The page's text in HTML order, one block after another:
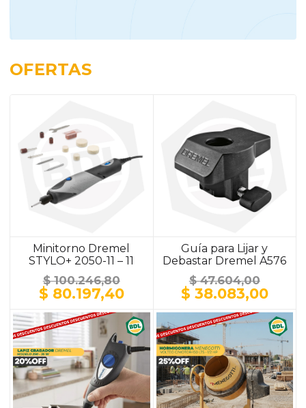
OFERTAS
Minitorno Dremel
STYLO+ 2050-11 – 11
Accesorios
$100.246,80
El
original
era:
$ 100.246,80.
$ 80.197,40El
actual
es:
$ 80.197,40.
Guía para Lijar y
Debastar Dremel A576
$47.604,00
El
original
era:
$ 47.604,00.
$ 38.083,00El
es:
$